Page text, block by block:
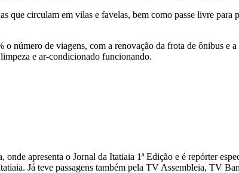
que circulam em vilas e favelas, bem como passe livre para
número de viagens, com a renovação da frota de ônibus e
e ar-condicionado funcionando.
apresenta o Jornal da Itatiaia 1ª Edição e é repórter
Já teve passagens também pela TV Assembleia, TV